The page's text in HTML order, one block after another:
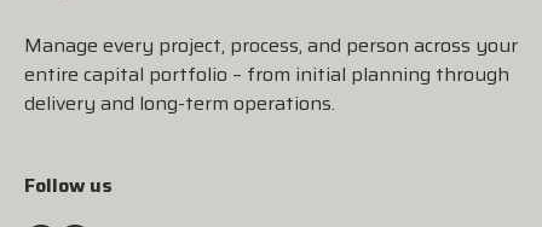
Manage every project, process, and person across your
entire capital portfolio – from initial planning through
delivery and long-term operations.
Follow us